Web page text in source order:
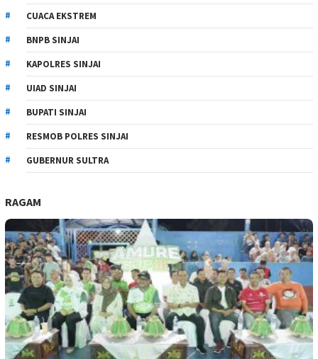
CUACA EKSTREM
BNPB SINJAI
KAPOLRES SINJAI
UIAD SINJAI
BUPATI SINJAI
RESMOB POLRES SINJAI
GUBERNUR SULTRA
RAGAM